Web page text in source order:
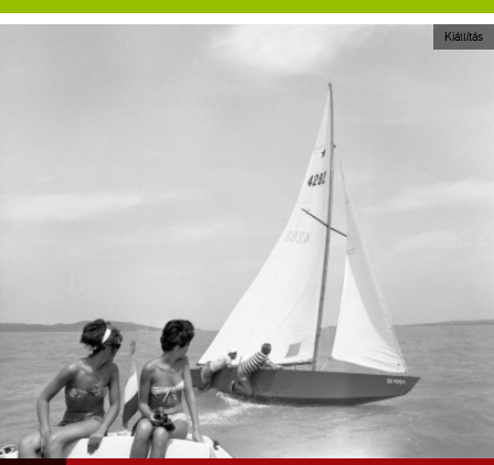
Kiállítás